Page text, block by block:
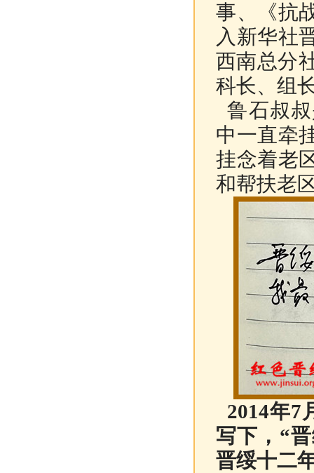
事、《抗
入新华社
西南总分
科长、组
鲁石叔
中一直牵
挂念着老
和帮扶老
2014年7
写下，“
晋绥十二